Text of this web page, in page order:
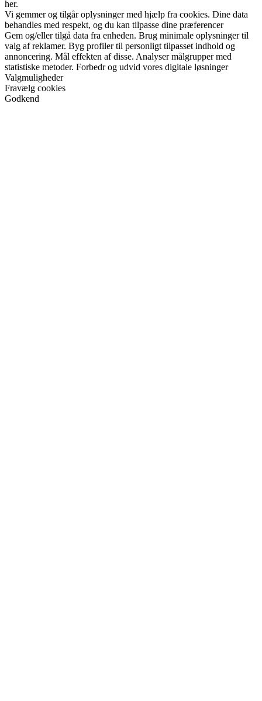
her.
Vi gemmer og tilgår oplysninger med hjælp fra cookies. Dine data
behandles med respekt, og du kan tilpasse dine præferencer
Gem og/eller tilgå data fra enheden. Brug minimale oplysninger til
valg af reklamer. Byg profiler til personligt tilpasset indhold og
annoncering. Mål effekten af disse. Analyser målgrupper med
statistiske metoder. Forbedr og udvid vores digitale løsninger
Valgmuligheder
Fravælg cookies
Godkend